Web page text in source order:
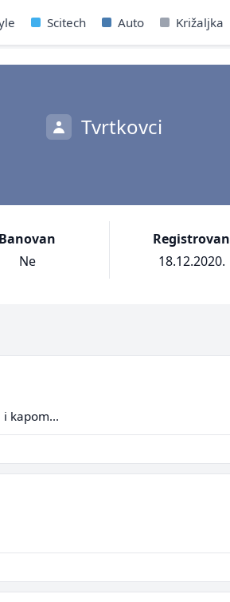
Scitech Auto Križaljka
Tvrtkovci
Banovan
Ne
Registrovan
18.12.2020.
kapom...